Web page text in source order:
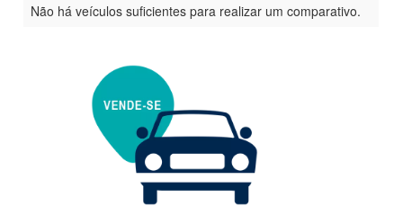
Não há veículos suficientes para realizar um comparativo.